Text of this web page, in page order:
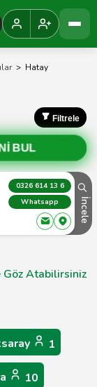
> Hatay
Filtrele
BUL
0326 614 13 6
Whatsapp
İncele
Atabilirsiniz
1
10